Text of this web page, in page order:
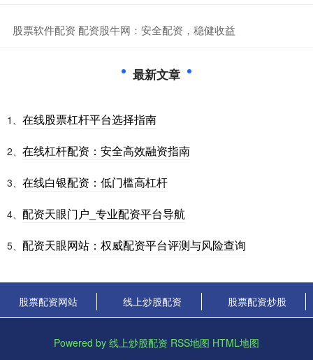
​股票软件配资 配资股牛网：安全配资，稳健收益
最新文章
1、 在线股票杠杆平台选择指南
2、 在线杠杆配资：安全高效融资指南
3、 在线白银配资：低门槛高杠杆
4、 配资天眼门户_专业配资平台导航
5、 配资天眼网站：权威配资平台评测与风险查询
股票配资网站 线上炒股配资 股票配资炒股
Powered by 线上炒股配资 RSS地图 HTML地图